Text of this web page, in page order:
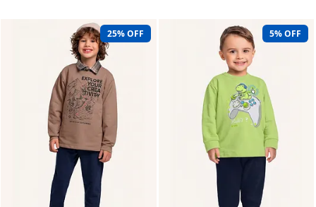
25% OFF 5% OFF